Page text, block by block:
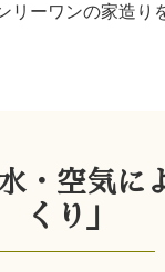
リーワンの家造り
・空気に
くり」